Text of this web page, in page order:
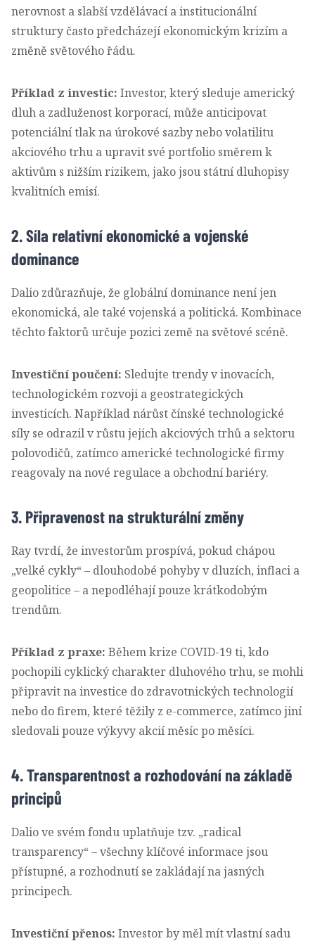
nerovnost a slabší vzdělávací a institucionální
struktury často předcházejí ekonomickým krizím a
změně světového řádu.
Příklad z investic: Investor, který sleduje americký
dluh a zadluženost korporací, může anticipovat
potenciální tlak na úrokové sazby nebo volatilitu
akciového trhu a upravit své portfolio směrem k
aktivům s nižším rizikem, jako jsou státní dluhopisy
kvalitních emisí.
2. Síla relativní ekonomické a vojenské
dominance
Dalio zdůrazňuje, že globální dominance není jen
ekonomická, ale také vojenská a politická. Kombinace
těchto faktorů určuje pozici země na světové scéně.
Investiční poučení: Sledujte trendy v inovacích,
technologickém rozvoji a geostrategických
investicích. Například nárůst čínské technologické
síly se odrazil v růstu jejich akciových trhů a sektoru
polovodičů, zatímco americké technologické firmy
reagovaly na nové regulace a obchodní bariéry.
3. Připravenost na strukturální změny
Ray tvrdí, že investorům prospívá, pokud chápou
„velké cykly“ – dlouhodobé pohyby v dluzích, inflaci a
geopolitice – a nepodléhají pouze krátkodobým
trendům.
Příklad z praxe: Během krize COVID-19 ti, kdo
pochopili cyklický charakter dluhového trhu, se mohli
připravit na investice do zdravotnických technologií
nebo do firem, které těžily z e-commerce, zatímco jiní
sledovali pouze výkyvy akcií měsíc po měsíci.
4. Transparentnost a rozhodování na základě
principů
Dalio ve svém fondu uplatňuje tzv. „radical
transparency“ – všechny klíčové informace jsou
přístupné, a rozhodnutí se zakládají na jasných
principech.
Investiční přenos: Investor by měl mít vlastní sadu